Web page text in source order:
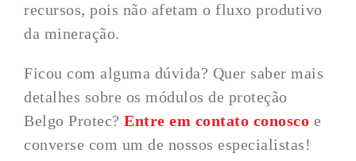
recursos, pois não afetam o fluxo produtivo
da mineração.
Ficou com alguma dúvida? Quer saber mais
detalhes sobre os módulos de proteção
Belgo Protec?Entre em contato conosco e
converse com um de nossos especialistas!